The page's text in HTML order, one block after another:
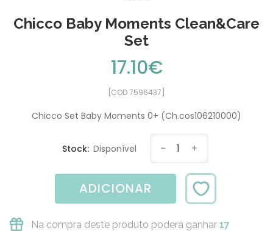
Chicco Baby Moments Clean&Care
Set
17.10€
[COD 7596437]
Chicco Set Baby Moments 0+ (Ch.cos106210000)
Stock: Disponível - 1 +
ADICIONAR
Na compra deste produto poderá ganhar 17